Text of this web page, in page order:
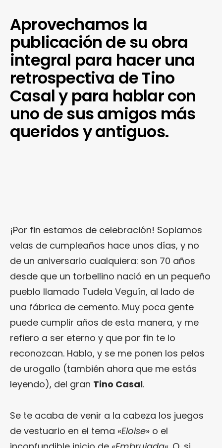
Aprovechamos la
publicación de su obra
integral para hacer una
retrospectiva de Tino
Casal y para hablar con
uno de sus amigos más
queridos y antiguos.
¡Por fin estamos de celebración! Soplamos
velas de cumpleaños hace unos días, y no
de un aniversario cualquiera: son 70 años
desde que un torbellino nació en un pequeño
pueblo llamado Tudela Veguín, al lado de
una fábrica de cemento. Muy poca gente
puede cumplir años de esta manera, y me
refiero a ser eterno y que por fin te lo
reconozcan. Hablo, y se me ponen los pelos
de urogallo (también ahora que me estás
leyendo), del gran Tino Casal.
Se te acaba de venir a la cabeza los juegos
de vestuario en el tema «Eloise» o el